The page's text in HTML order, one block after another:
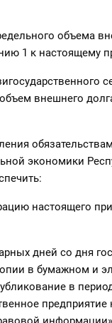
объема
1 к настоящему
внешнего
экономики
настоящего
дней со дня
в бумажном и
в